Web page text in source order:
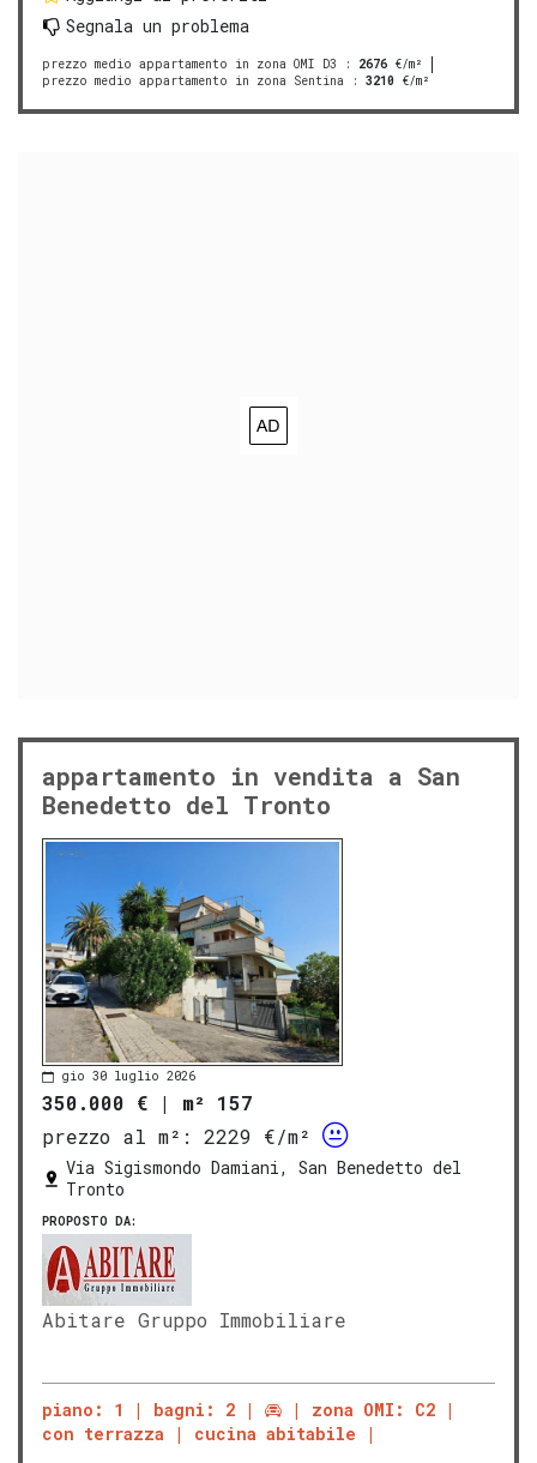
Segnala un problema
prezzo medio appartamento in zona OMI D3 : 2676 €/m²
prezzo medio appartamento in zona Sentina : 3210 €/m²
appartamento in vendita a San
Benedetto del Tronto
gio 30 luglio 2026
350.000 € | m² 157
prezzo al m²:
2229 €/m²
Via Sigismondo Damiani, San Benedetto del
Tronto
PROPOSTO DA:
Abitare Gruppo Immobiliare
piano: 1 bagni: 2
zona OMI: C2
con terrazza
cucina abitabile